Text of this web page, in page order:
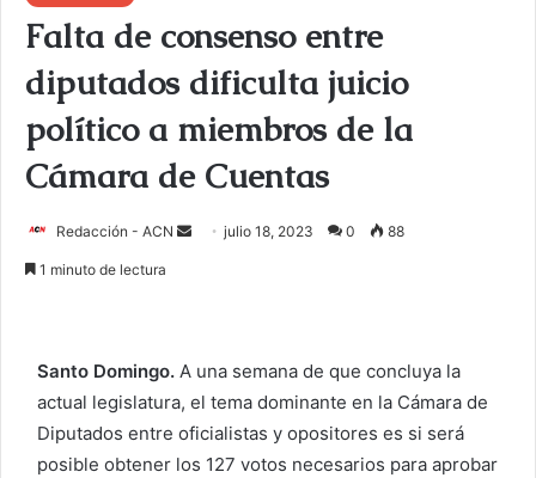
Falta de consenso entre
diputados dificulta juicio
político a miembros de la
Cámara de Cuentas
Redacción - ACN
u
n
c
julio 18, 2023 0 88
1 minuto de lectura
Santo Domingo. A una semana de que concluya la
actual legislatura, el tema dominante en la Cámara de
Diputados entre oficialistas y opositores es si será
posible obtener los 127 votos necesarios para aprobar